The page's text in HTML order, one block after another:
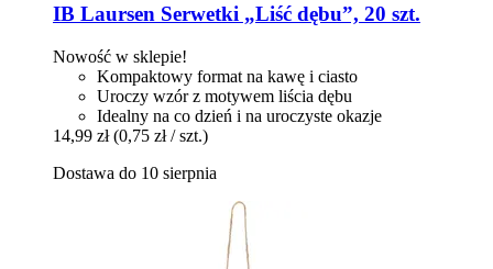
IB Laursen Serwetki „Liść dębu”, 20 szt.
Nowość w sklepie!
Kompaktowy format na kawę i ciasto
Uroczy wzór z motywem liścia dębu
Idealny na co dzień i na uroczyste okazje
14,99 zł (0,75 zł / szt.)
Dostawa do 10 sierpnia